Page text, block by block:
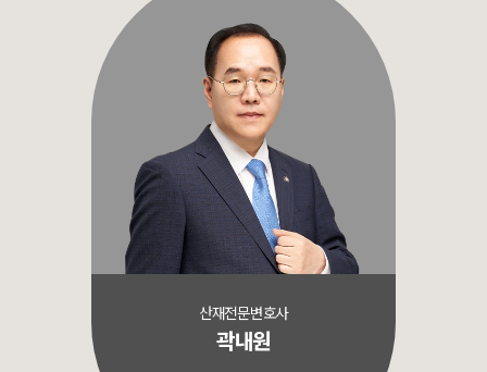
산재전문변호사
곽내원